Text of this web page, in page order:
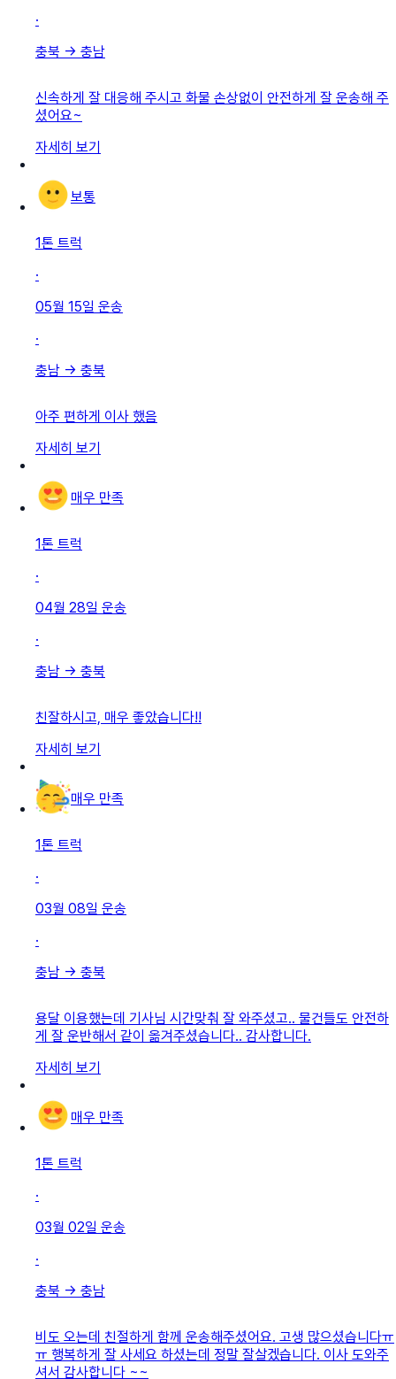
·
충북 → 충남
신속하게 잘 대응해 주시고 화물 손상없이 안전하게 잘 운송해 주
셨어요~
자세히 보기
보통
1톤 트럭
·
05월 15일 운송
·
충남 → 충북
아주 편하게 이사 했음
자세히 보기
매우 만족
1톤 트럭
·
04월 28일 운송
·
충남 → 충북
친잘하시고, 매우 좋았습니다!!
자세히 보기
매우 만족
1톤 트럭
·
03월 08일 운송
·
충남 → 충북
용달 이용했는데 기사님 시간맞춰 잘 와주셨고.. 물건들도 안전하
게 잘 운반해서 같이 옮겨주셨습니다.. 감사합니다.
자세히 보기
매우 만족
1톤 트럭
·
03월 02일 운송
·
충북 → 충남
비도 오는데 친절하게 함께 운송해주셨어요. 고생 많으셨습니다ㅠ
ㅠ 행복하게 잘 사세요 하셨는데 정말 잘살겠습니다. 이사 도와주
셔서 감사합니다 ~~